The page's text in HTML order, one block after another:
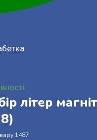
літер
1487